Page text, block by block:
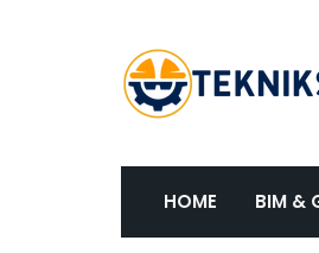
HOME BIM &